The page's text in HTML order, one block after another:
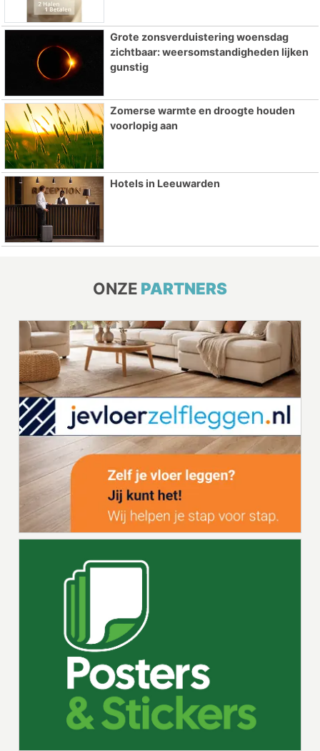
Grote zonsverduistering woensdag
zichtbaar: weersomstandigheden lijken
gunstig
Zomerse warmte en droogte houden
voorlopig aan
Hotels in Leeuwarden
ONZE PARTNERS